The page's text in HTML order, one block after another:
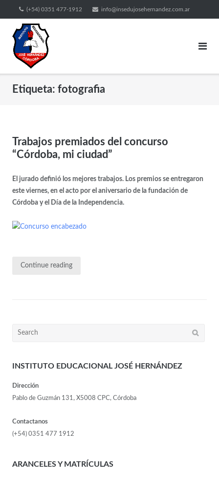
(+54) 0351 477-1912 info@insedujosehernandez.com.ar
Etiqueta: fotografia
Trabajos premiados del concurso
“Córdoba, mi ciudad”
El jurado definió los mejores trabajos. Los premios se entregaron
este viernes, en el acto por el aniversario de la fundación de
Córdoba y el Día de la Independencia.
Continue reading
INSTITUTO EDUCACIONAL JOSÉ HERNÁNDEZ
Dirección
Pablo de Guzmán 131, X5008 CPC, Córdoba
Contactanos
(+54) 0351 477 1912
ARANCELES Y MATRÍCULAS